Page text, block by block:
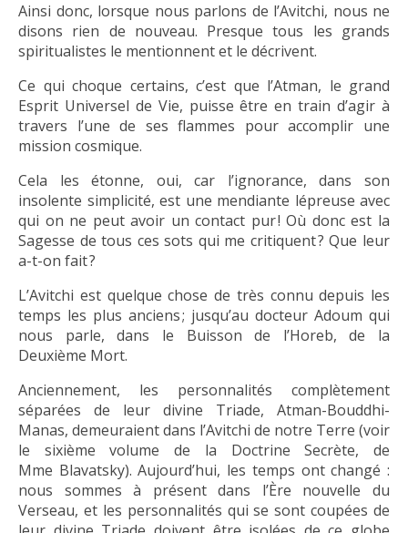
Ainsi donc, lorsque nous parlons de l’Avitchi, nous ne
disons rien de nouveau. Presque tous les grands
spiritualistes le mentionnent et le décrivent.
Ce qui choque certains, c’est que l’Atman, le grand
Esprit Universel de Vie, puisse être en train d’agir à
travers l’une de ses flammes pour accomplir une
mission cosmique.
Cela les étonne, oui, car l’ignorance, dans son
insolente simplicité, est une mendiante lépreuse avec
qui on ne peut avoir un contact pur ! Où donc est la
Sagesse de tous ces sots qui me critiquent ? Que leur
a-t-on fait ?
L’Avitchi est quelque chose de très connu depuis les
temps les plus anciens ; jusqu’au docteur Adoum qui
nous parle, dans le Buisson de l’Horeb, de la
Deuxième Mort.
Anciennement, les personnalités complètement
séparées de leur divine Triade, Atman-Bouddhi-
Manas, demeuraient dans l’Avitchi de notre Terre (voir
le sixième volume de la Doctrine Secrète, de
Mme Blavatsky). Aujourd’hui, les temps ont changé :
nous sommes à présent dans l’Ère nouvelle du
Verseau, et les personnalités qui se sont coupées de